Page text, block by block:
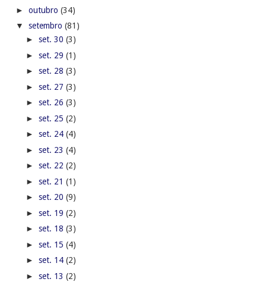
► outubro (34)
▼ setembro (81)
► set. 30 (3)
► set. 29 (1)
► set. 28 (3)
► set. 27 (3)
► set. 26 (3)
► set. 25 (2)
► set. 24 (4)
► set. 23 (4)
► set. 22 (2)
► set. 21 (1)
► set. 20 (9)
► set. 19 (2)
► set. 18 (3)
► set. 15 (4)
► set. 14 (2)
► set. 13 (2)